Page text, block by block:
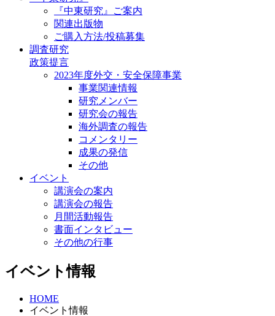
『中東研究』ご案内
関連出版物
ご購入方法/投稿募集
調査研究
政策提言
2023年度外交・安全保障事業
事業関連情報
研究メンバー
研究会の報告
海外調査の報告
コメンタリー
成果の発信
その他
イベント
講演会の案内
講演会の報告
月間活動報告
書面インタビュー
その他の行事
イベント情報
HOME
イベント情報